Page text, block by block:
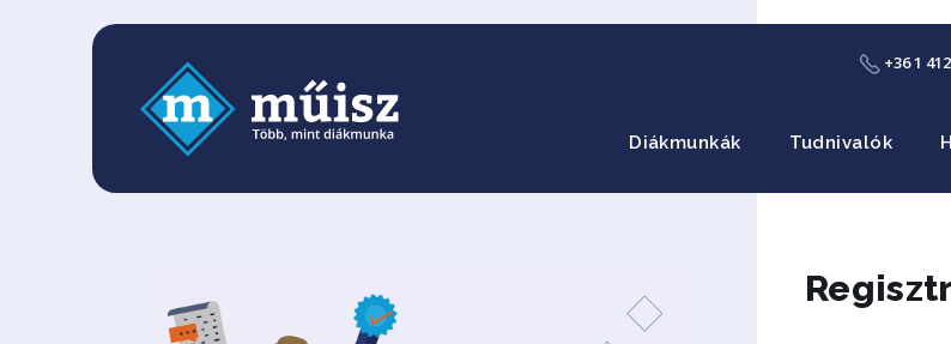
+36 1
Diákmunkák Tudnivalók